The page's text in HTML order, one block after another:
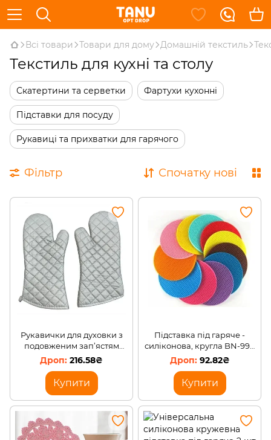
Всі товари Товари для дому Домашній текстиль
Текстиль для кухні та столу
Скатертини та серветки Фартухи кухонні
Підставки для посуду
Рукавиці та прихватки для гарячого
Фільтр Спочатку нові
Рукавички для духовки з
подовженим зап’ястям
Empire EM-3901 Тіа L 30 см
( 2 шт ) /204
216.58₴
Купити
Підставка під гаряче -
силіконова, кругла BN-990
(240) /2358
92.82₴
Купити